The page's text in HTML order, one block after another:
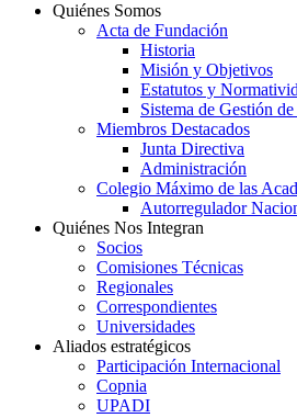
Quiénes Somos
Acta de Fundación
Historia
Misión y Objetivos
Estatutos y
Sistema de Gestión
Miembros Destacados
Junta Directiva
Administración
Colegio Máximo de las
Autorregulador
Quiénes Nos Integran
Socios
Comisiones Técnicas
Regionales
Correspondientes
Universidades
Aliados estratégicos
Participación Internacional
Copnia
UPADI